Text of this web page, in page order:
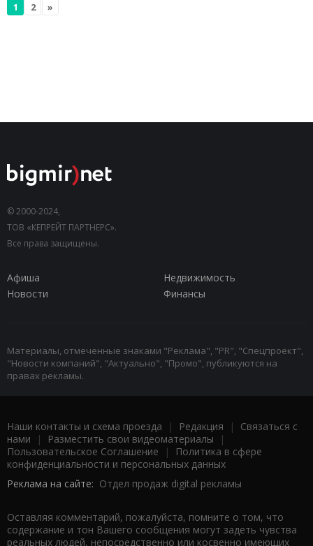
1 2 »
© 2000-2024,
ТОВ «КЕПРЕЙТ ПАРТНЕРС».
Все права защищены.
Афиша
Недвижимость
Новости
Финансы
Материалы, отмеченные знаками "Реклама", "PR", "Спецпроект",
"Новости компаний", "Актуально", "Промо", публикуются на
правах рекламы.
Наши контакты и схема проезда | Редакция | Связаться с
нами | Разместить свои видеоматериалы |
Пользовательское Соглашение |
Политика в сфере
конфиденциальности и персональных данных
Реклама на сайте: Отдел продаж digital рекламы
Оставляя комментарий, пожалуйста, помните о том, что
содержание и тон Вашего сообщения могут задеть чувства
реальных людей, непосредственно или косвенно имеющих